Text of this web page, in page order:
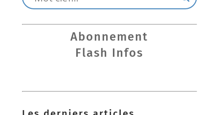
Abonnement
Flash Infos